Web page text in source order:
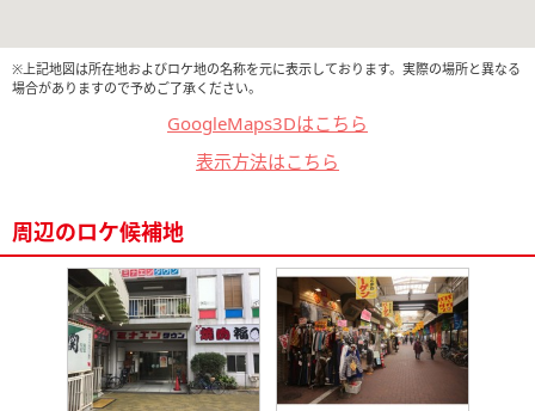
※上記地図は所在地およびロケ地の名称を元に表示しております。実際の場所と異なる
場合がありますので予めご了承ください。
GoogleMaps3Dはこちら
表示方法はこちら
周辺のロケ候補地